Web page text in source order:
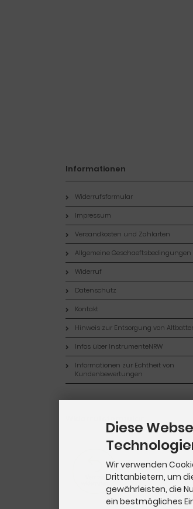
Informationen
Widerrufsformular
Impressum
Versandkosten und Zahlarten
Allgemeine Geschaeftsbedingungen
Widerruf
Datenschutz
Kontakt
Hinweis zur Entsorgung von
Infos über InstrumenteNRW
Informationen zur Echtheit von
Kundenbewertungen
Diese
Wir verwenden
Drittanbietern, um
gewährleisten, die
ein bestmögliches